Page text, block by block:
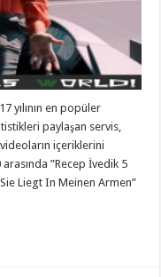
yılının en popüler
paylaşan servis,
içeriklerini
”Recep İvedik 5
Liegt In Meinen Armen”